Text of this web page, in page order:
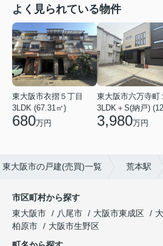
よく見られている物件
東大阪市衣摺５丁目
3LDK (67.31㎡)
680万円 3,980万円
東大阪市の戸建(売買)一覧 荒本駅
市区町村から探す
東大阪市
八尾市 大阪市東成区
柏原市
大阪市生野区